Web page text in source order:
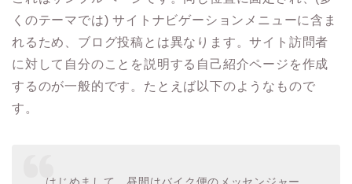
くのテーマでは) サイトナビゲーションメニューに含ま
れるため、ブログ投稿とは異なります。サイト訪問者
に対して自分のことを説明する自己紹介ページを作成
するのが一般的です。たとえば以下のようなもので
す。